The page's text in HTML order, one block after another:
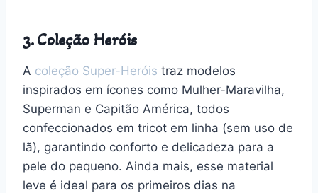
3. Coleção Heróis
A coleção Super-Heróis traz modelos
inspirados em ícones como Mulher-Maravilha,
Superman e Capitão América, todos
confeccionados em tricot em linha (sem uso de
lã), garantindo conforto e delicadeza para a
pele do pequeno. Ainda mais, esse material
leve é ideal para os primeiros dias na